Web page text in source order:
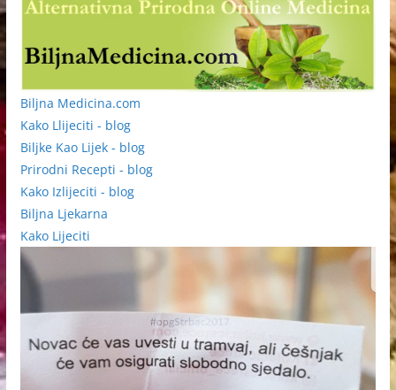
Biljna Medicina.com
Kako Llijeciti - blog
Biljke Kao Lijek - blog
Prirodni Recepti - blog
Kako Izlijeciti - blog
Biljna Ljekarna
Kako Lijeciti